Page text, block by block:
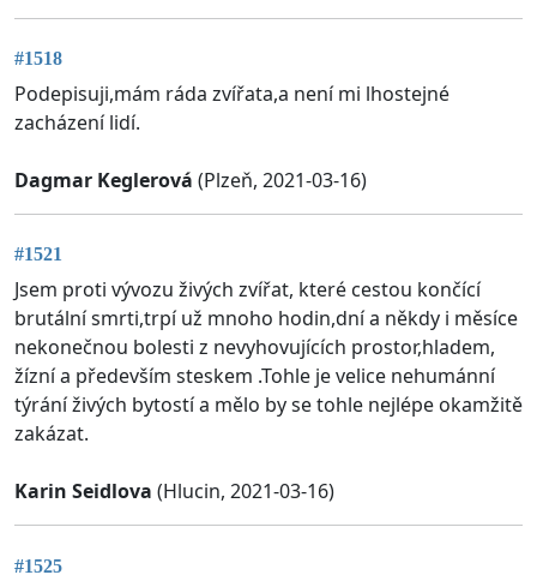
#1518
Podepisuji,mám ráda zvířata,a není mi lhostejné
zacházení lidí.
Dagmar Keglerová (Plzeň, 2021-03-16)
#1521
Jsem proti vývozu živých zvířat, které cestou končící
brutální smrti,trpí už mnoho hodin,dní a někdy i měsíce
nekonečnou bolesti z nevyhovujících prostor,hladem,
žízní a především steskem .Tohle je velice nehumánní
týrání živých bytostí a mělo by se tohle nejlépe okamžitě
zakázat.
Karin Seidlova (Hlucin, 2021-03-16)
#1525